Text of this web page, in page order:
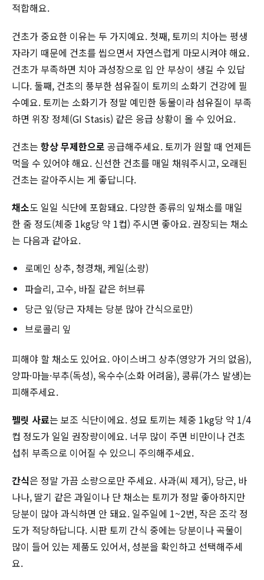
적합해요.
건초가 중요한 이유는 두 가지예요. 첫째, 토끼의 치아는 평생
자라기 때문에 건초를 씹으면서 자연스럽게 마모시켜야 해요.
건초가 부족하면 치아 과성장으로 입 안 부상이 생길 수 있답
니다. 둘째, 건초의 풍부한 섬유질이 토끼의 소화기 건강에 필
수예요. 토끼는 소화기가 정말 예민한 동물이라 섬유질이 부족
하면 위장 정체(GI Stasis) 같은 응급 상황이 올 수 있어요.
건초는 항상 무제한으로 공급해주세요. 토끼가 원할 때 언제든
먹을 수 있어야 해요. 신선한 건초를 매일 채워주시고, 오래된
건초는 갈아주시는 게 좋답니다.
채소도 일일 식단에 포함돼요. 다양한 종류의 잎채소를 매일
한 줌 정도(체중 1kg당 약 1컵) 주시면 좋아요. 권장되는 채소
는 다음과 같아요.
로메인 상추, 청경채, 케일(소량)
파슬리, 고수, 바질 같은 허브류
당근 잎(당근 자체는 당분 많아 간식으로만)
브로콜리 잎
피해야 할 채소도 있어요. 아이스버그 상추(영양가 거의 없음),
양파·마늘·부추(독성), 옥수수(소화 어려움), 콩류(가스 발생)는
피해주세요.
펠릿 사료는 보조 식단이에요. 성묘 토끼는 체중 1kg당 약 1/4
컵 정도가 일일 권장량이에요. 너무 많이 주면 비만이나 건초
섭취 부족으로 이어질 수 있으니 주의해주세요.
간식은 정말 가끔 소량으로만 주세요. 사과(씨 제거), 당근, 바
나나, 딸기 같은 과일이나 단 채소는 토끼가 정말 좋아하지만
당분이 많아 과식하면 안 돼요. 일주일에 1~2번, 작은 조각 정
도가 적당하답니다. 시판 토끼 간식 중에는 당분이나 곡물이
많이 들어 있는 제품도 있어서, 성분을 확인하고 선택해주세
요.